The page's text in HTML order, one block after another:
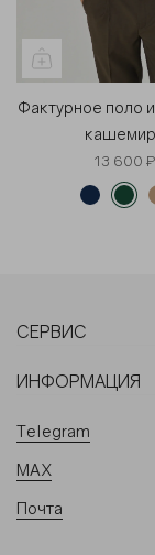
Фактурное поло
13 600 ₽
СЕРВИС
ИНФОРМАЦИЯ
Telegram
MAX
Почта